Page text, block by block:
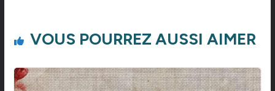
VOUS POURREZ AUSSI AIMER